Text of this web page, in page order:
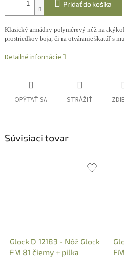
Pridať do košíka
Klasický armádny polymérový nôž na
prostriedkov boja, či na otváranie škatúľ s
Detailné informácie
OPÝTAŤ SA STRÁŽIŤ
Súvisiaci tovar
Glock D 12183 - Nôž Glock
FM 81 čierny + pilka